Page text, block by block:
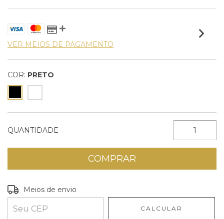
VER MEIOS DE PAGAMENTO
COR: PRETO
QUANTIDADE
Entregas para o CEP:
Meios de envio
CALCULAR